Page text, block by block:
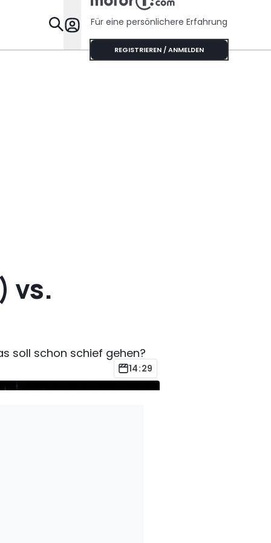
Specials
Für eine persönlichere Erfahrung
REGISTRIEREN / ANMELDEN
vs.
soll schon schief gehen?
14:29